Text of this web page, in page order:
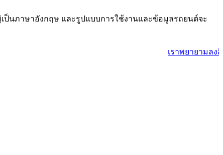
นภาษาอังกฤษ และรูปแบบการใช้งานและข้อมูลรถยนต์จะ
เราพยายามลงสิ